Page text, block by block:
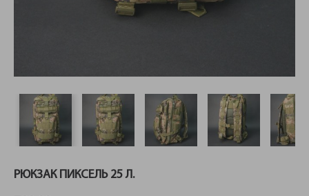
РЮКЗАК ПИКСЕЛЬ 25 Л.